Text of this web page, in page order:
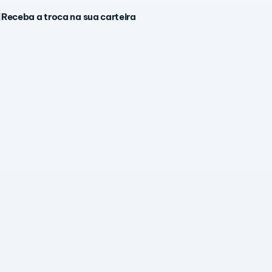
Receba a troca na sua carteira